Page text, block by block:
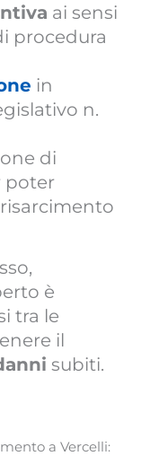
ai sensi
procedura
in
n.
di
poter
è
tra le
il
subiti.
a Vercelli: